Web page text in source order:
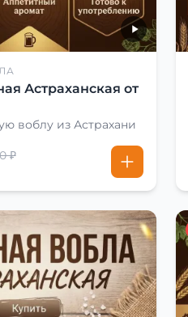
Астраханская от
воблу из Астрахани
₽